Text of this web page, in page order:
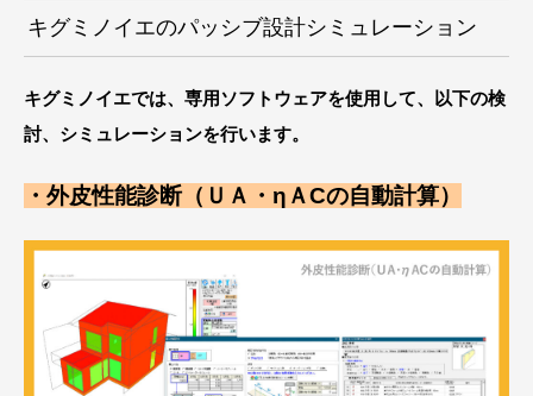
キグミノイエのパッシブ設計シミュレーション
キグミノイエでは、専用ソフトウェアを使用して、以下の検
討、シミュレーションを行います。
・外皮性能診断（ＵＡ・ηＡCの自動計算）